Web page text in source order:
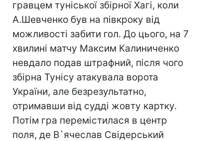
гравцем туніської збірної Хагі, коли
А.Шевченко був на півкроку від
можливості забити гол. До цього, на 7
хвилині матчу Максим Калиниченко
невдало подав штрафний, після чого
збірна Тунісу атакувала ворота
України, але безрезультатно,
отримавши від судді жовту картку.
Потім гра перемістилася в центр
поля, де В`ячеслав Свідерський